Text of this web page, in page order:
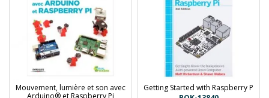
Mouvement, lumière et son avec
Arduino® et Raspberry Pi
Getting Started with Raspberry P